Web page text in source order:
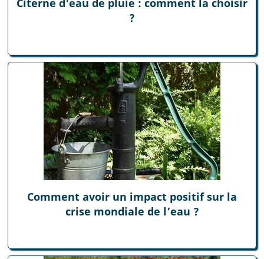
Citerne d'eau de pluie : comment la choisir
?
Comment avoir un impact positif sur la
crise mondiale de l’eau ?